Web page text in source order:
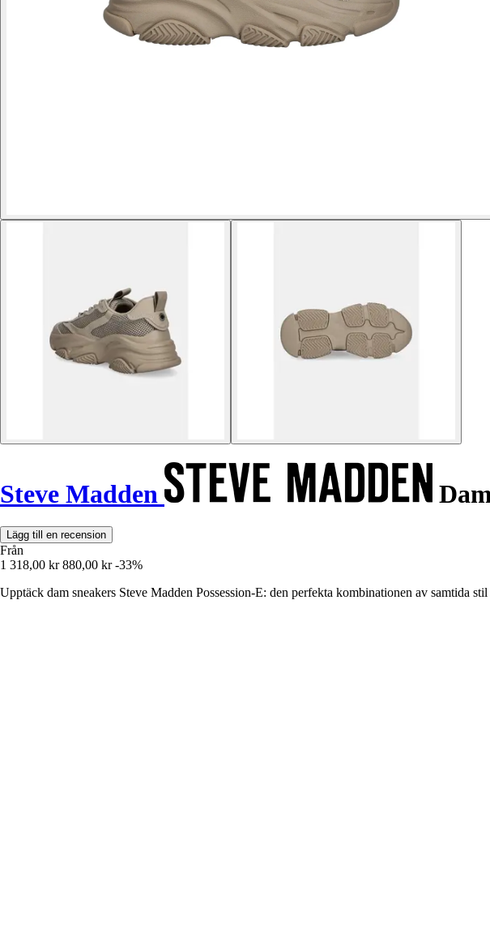
Steve Madden
Lägg till en recension
Från
1 318,00 kr 880,00 kr -33%
Upptäck dam sneakers Steve Madden Possession-E: den perfekta kombinationen av samtida